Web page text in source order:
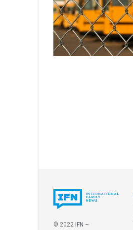
© 2022 IFN –